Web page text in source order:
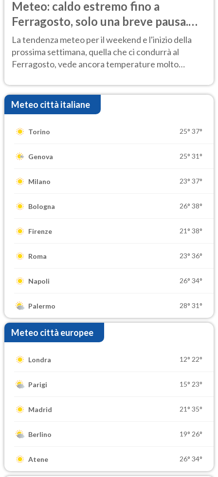
Meteo: caldo estremo fino a
Ferragosto, solo una breve pausa.
Ecco dove
La tendenza meteo per il weekend e l'inizio della
prossima settimana, quella che ci condurrà al
Ferragosto, vede ancora temperature molto
Meteo città italiane
Torino 25° 37°
Genova 25° 31°
Milano 23° 37°
Bologna 26° 38°
Firenze 21° 38°
Roma 23° 36°
Napoli 26° 34°
Palermo 28° 31°
Meteo città europee
Londra 12° 22°
Parigi 15° 23°
Madrid 21° 35°
Berlino 19° 26°
Atene 26° 34°